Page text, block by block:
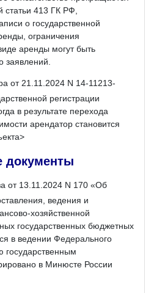
статьи 413 ГК РФ,
о государственной
ограничения
аренды могут быть
заявлений.
от 21.11.2024 N 14-11213-
регистрации
в результате перехода
арендатор становится
документы
от 13.11.2024 N 170 «Об
ведения и
хозяйственной
государственных бюджетных
в ведении Федерального
государственным
в Минюсте России